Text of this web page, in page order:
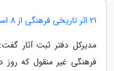
21 اثر تاریخی فرهنگی از 8 استان واجد ثبت ملی شناخته شد
مدیرکل دفتر ثبت آثار